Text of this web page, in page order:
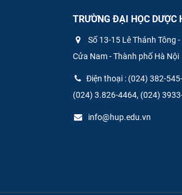
TRƯỜNG ĐẠI HỌC DƯỢC
Số 13-15 Lê Thánh Tông
Cửa Nam - Thành phố Hà Nội
Điện thoại : (024) 382-
(024) 3.826-4464, (024)
info@hup.edu.vn